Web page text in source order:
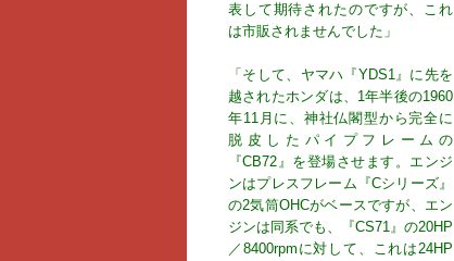
表して期待されたのですが、これ
は市販されませんでした」
「そして、ヤマハ『YDS1』に先を
越されたホンダは、1年半後の1960
年11月に、神社仏閣型から完全に
脱皮したパイプフレームの
『CB72』を登場させます。エンジ
ンはプレスフレーム『Cシリーズ』
の2気筒OHCがベースですが、エン
ジンは同系でも、『CS71』の20HP
／8400rpmに対して、これは24HP